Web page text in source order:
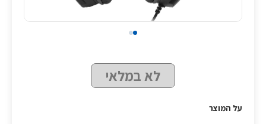
לא במלאי
על המוצר